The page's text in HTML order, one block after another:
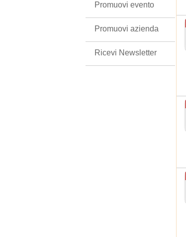
Promuovi evento
Promuovi azienda
Ricevi Newsletter